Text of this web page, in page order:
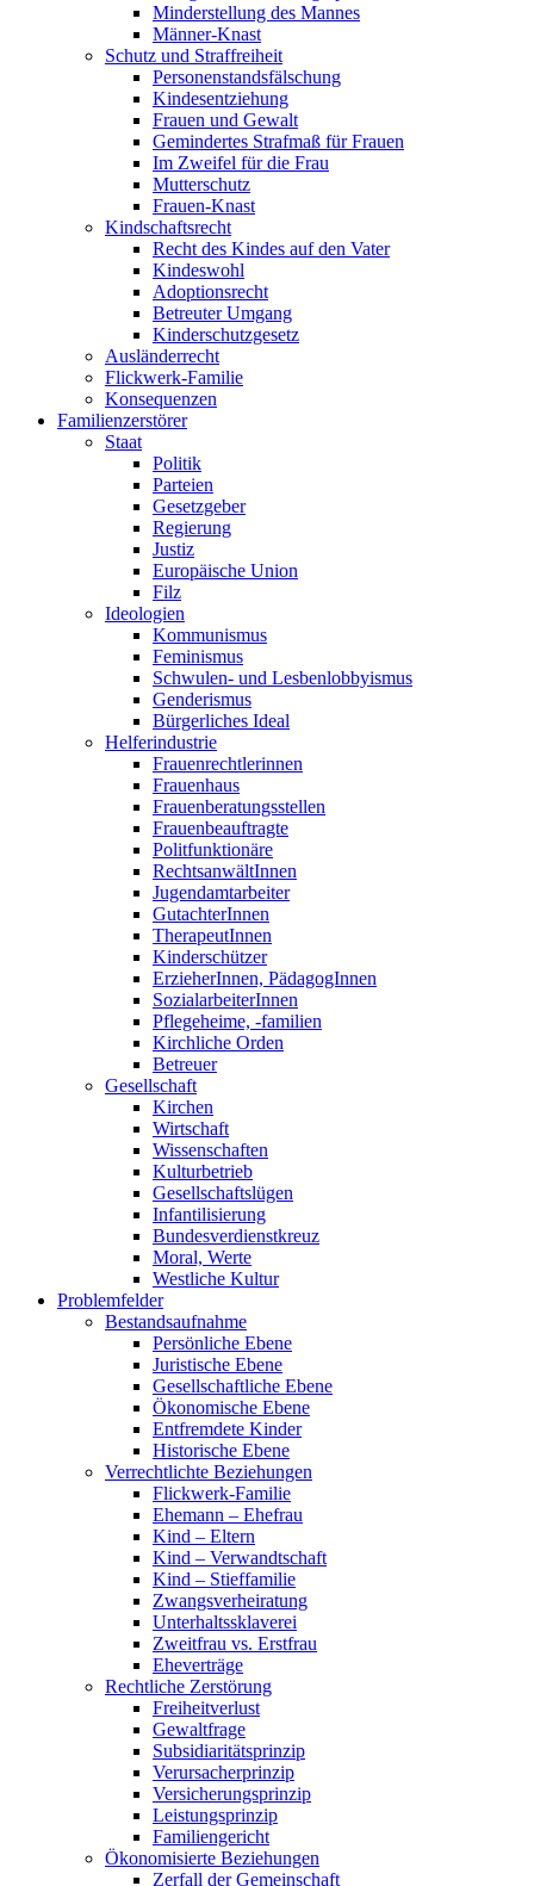
Minderstellung des Mannes
Männer-Knast
Schutz und Straffreiheit
Personenstandsfälschung
Kindesentziehung
Frauen und Gewalt
Gemindertes Strafmaß für Frauen
Im Zweifel für die Frau
Mutterschutz
Frauen-Knast
Kindschaftsrecht
Recht des Kindes auf den Vater
Kindeswohl
Adoptionsrecht
Betreuter Umgang
Kinderschutzgesetz
Ausländerrecht
Flickwerk-Familie
Konsequenzen
Familienzerstörer
Staat
Politik
Parteien
Gesetzgeber
Regierung
Justiz
Europäische Union
Filz
Ideologien
Kommunismus
Feminismus
Schwulen- und Lesbenlobbyismus
Genderismus
Bürgerliches Ideal
Helferindustrie
Frauenrechtlerinnen
Frauenhaus
Frauenberatungsstellen
Frauenbeauftragte
Politfunktionäre
RechtsanwältInnen
Jugendamtarbeiter
GutachterInnen
TherapeutInnen
Kinderschützer
ErzieherInnen, PädagogInnen
SozialarbeiterInnen
Pflegeheime, -familien
Kirchliche Orden
Betreuer
Gesellschaft
Kirchen
Wirtschaft
Wissenschaften
Kulturbetrieb
Gesellschaftslügen
Infantilisierung
Bundesverdienstkreuz
Moral, Werte
Westliche Kultur
Problemfelder
Bestandsaufnahme
Persönliche Ebene
Juristische Ebene
Gesellschaftliche Ebene
Ökonomische Ebene
Entfremdete Kinder
Historische Ebene
Verrechtlichte Beziehungen
Flickwerk-Familie
Ehemann – Ehefrau
Kind – Eltern
Kind – Verwandtschaft
Kind – Stieffamilie
Zwangsverheiratung
Unterhaltssklaverei
Zweitfrau vs. Erstfrau
Eheverträge
Rechtliche Zerstörung
Freiheitverlust
Gewaltfrage
Subsidiaritätsprinzip
Verursacherprinzip
Versicherungsprinzip
Leistungsprinzip
Familiengericht
Ökonomisierte Beziehungen
Zerfall der Gemeinschaft